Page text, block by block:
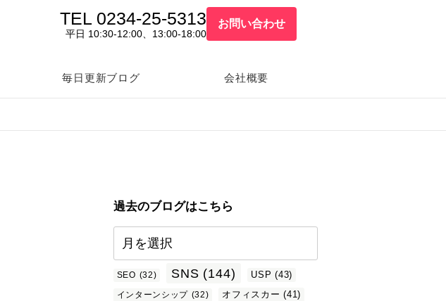
TEL 0234-25-5313
平日 10:30-12:00、13:00-18:00
お問い合わせ
毎日更新ブログ 会社概要
過去のブログはこちら
SEO (32) SNS (144) USP (43)
インターンシップ (32) オフィスカー (41)